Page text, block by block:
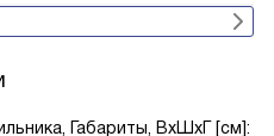
Габариты, ВxШxГ [см]: